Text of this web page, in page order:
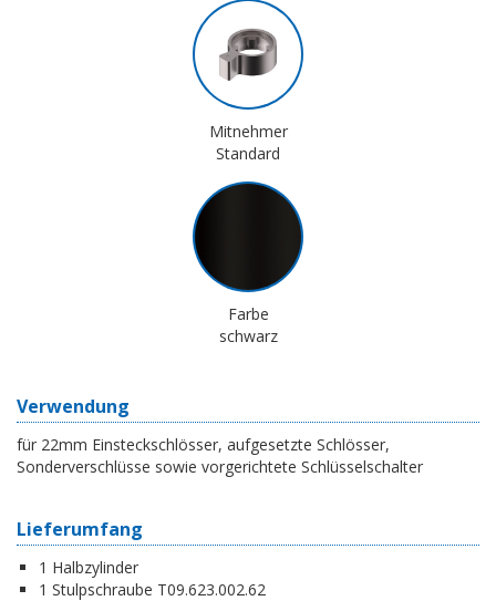
Mitnehmer
Standard
Farbe
schwarz
Verwendung
für 22mm Einsteckschlösser, aufgesetzte Schlösser,
Sonderverschlüsse sowie vorgerichtete Schlüsselschalter
Lieferumfang
1 Halbzylinder
1 Stulpschraube T09.623.002.62